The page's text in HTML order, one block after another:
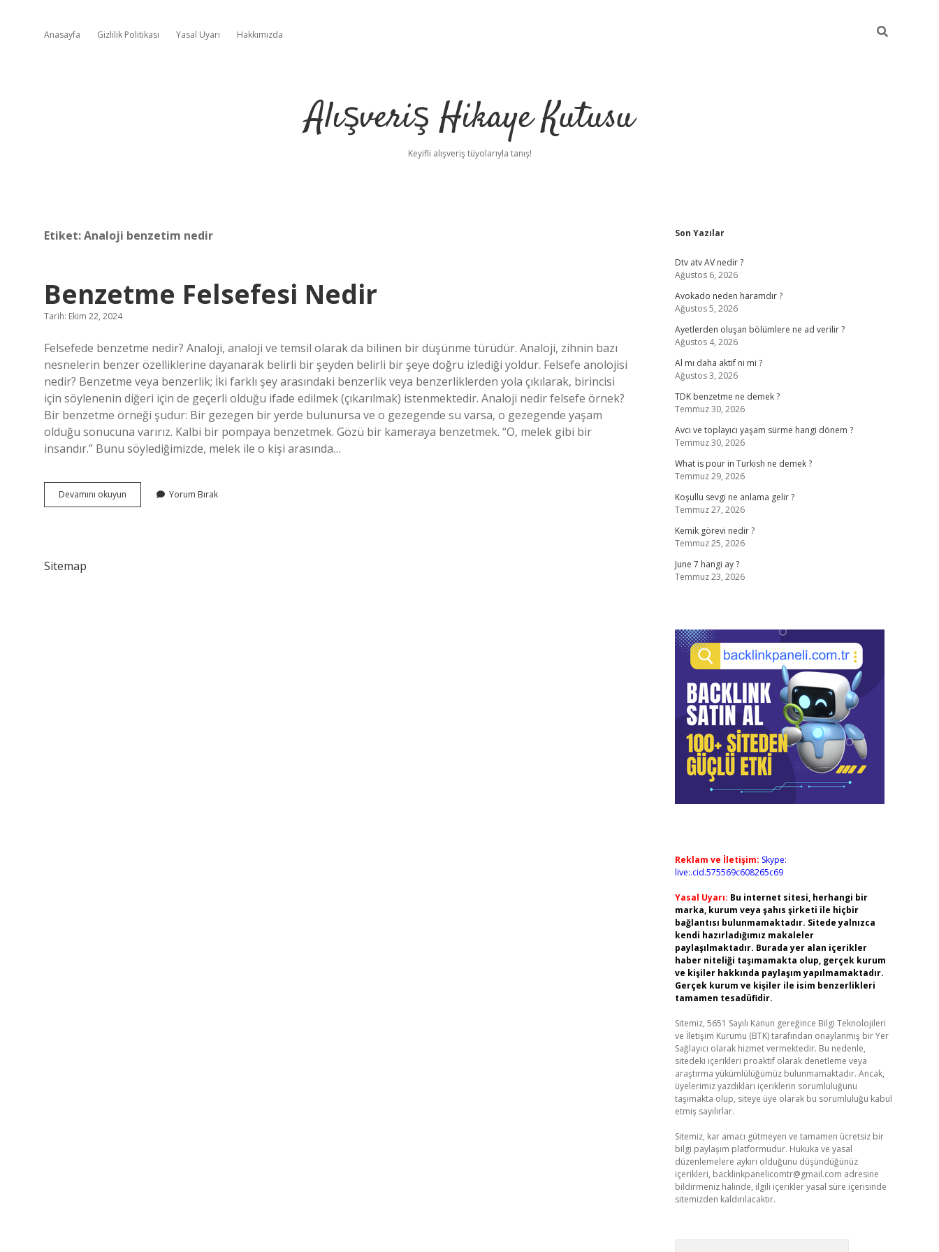
Anasayfa Gizlilik Politikası Yasal Uyarı Hakkımızda
Alışveriş Hikaye Kutusu
Keyifli alışveriş tüyolarıyla tanış!
Etiket:Analoji benzetim nedir
Benzetme Felsefesi Nedir
Tarih: Ekim 22, 2024
Felsefede benzetme nedir? Analoji, analoji ve temsil olarak da bilinen bir düşünme türüdür. Analoji, zihnin bazı
nesnelerin benzer özelliklerine dayanarak belirli bir şeyden belirli bir şeye doğru izlediği yoldur. Felsefe anolojisi
nedir? Benzetme veya benzerlik; İki farklı şey arasındaki benzerlik veya benzerliklerden yola çıkılarak, birincisi
için söylenenin diğeri için de geçerli olduğu ifade edilmek (çıkarılmak) istenmektedir. Analoji nedir felsefe örnek?
Bir benzetme örneği şudur: Bir gezegen bir yerde bulunursa ve o gezegende su varsa, o gezegende yaşam
olduğu sonucuna varırız. Kalbi bir pompaya benzetmek. Gözü bir kameraya benzetmek. “O, melek gibi bir
insandır.” Bunu söylediğimizde, melek ile o kişi arasında…
Devamını okuyun Benzetme
Felsefesi
Yorum Bırak
Sitemap
Sidebar
Son Yazılar
Dtv atv AV nedir ?
Ağustos 6, 2026
Avokado neden haramdır ?
Ağustos 5, 2026
Ayetlerden oluşan bölümlere ne ad verilir ?
Ağustos 4, 2026
Al mı daha aktif ni mi ?
Ağustos 3, 2026
TDK benzetme ne demek ?
Temmuz 30, 2026
Avcı ve toplayıcı yaşam sürme hangi dönem ?
Temmuz 30, 2026
What is pour in Turkish ne demek ?
Temmuz 29, 2026
Koşullu sevgi ne anlama gelir ?
Temmuz 27, 2026
Kemik görevi nedir ?
Temmuz 25, 2026
June 7 hangi ay ?
Temmuz 23, 2026
Reklam ve İletişim: Skype:
live:.cid.575569c608265c69
Yasal Uyarı: Bu internet sitesi, herhangi bir
marka, kurum veya şahıs şirketi ile hiçbir
bağlantısı bulunmamaktadır. Sitede yalnızca
kendi hazırladığımız makaleler
paylaşılmaktadır. Burada yer alan içerikler
haber niteliği taşımamakta olup, gerçek kurum
ve kişiler hakkında paylaşım yapılmamaktadır.
Gerçek kurum ve kişiler ile isim benzerlikleri
tamamen tesadüfidir.
Sitemiz, 5651 Sayılı Kanun gereğince Bilgi Teknolojileri
ve İletişim Kurumu (BTK) tarafından onaylanmış bir Yer
Sağlayıcı olarak hizmet vermektedir. Bu nedenle,
sitedeki içerikleri proaktif olarak denetleme veya
araştırma yükümlülüğümüz bulunmamaktadır. Ancak,
üyelerimiz yazdıkları içeriklerin sorumluluğunu
taşımakta olup, siteye üye olarak bu sorumluluğu kabul
etmiş sayılırlar.
Sitemiz, kar amacı gütmeyen ve tamamen ücretsiz bir
bilgi paylaşım platformudur. Hukuka ve yasal
düzenlemelere aykırı olduğunu düşündüğünüz
içerikleri, backlinkpanelicomtr@gmail.com adresine
bildirmeniz halinde, ilgili içerikler yasal süre içerisinde
sitemizden kaldırılacaktır.